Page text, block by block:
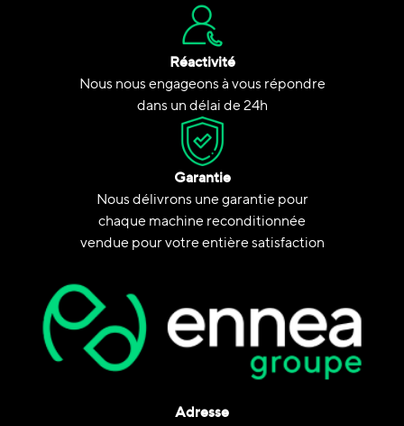
Réactivité
Nous nous engageons à vous répondre
dans un délai de 24h
Garantie
Nous délivrons une garantie pour
chaque machine reconditionnée
vendue pour votre entière satisfaction
Adresse